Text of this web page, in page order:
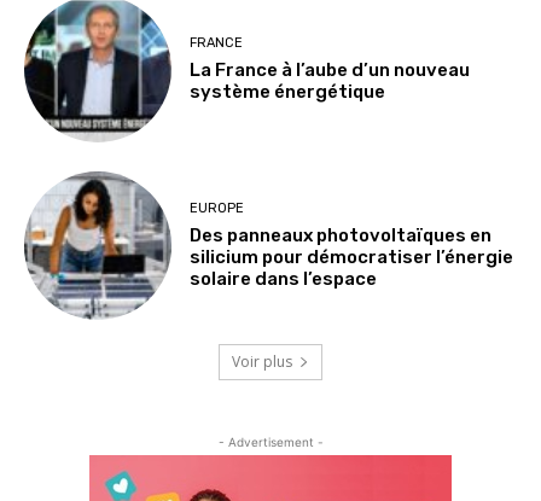
FRANCE
La France à l’aube d’un nouveau
système énergétique
EUROPE
Des panneaux photovoltaïques en
silicium pour démocratiser l’énergie
solaire dans l’espace
Voir plus
- Advertisement -